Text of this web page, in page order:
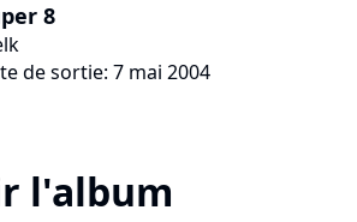
8
de sortie: 7 mai 2004
l'album